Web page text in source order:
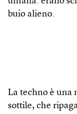
buio alieno.
La techno è una
sottile, che